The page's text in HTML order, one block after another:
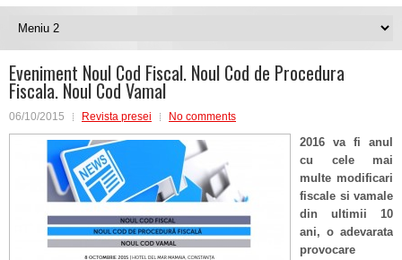
Eveniment Noul Cod Fiscal. Noul Cod de Procedura
Fiscala. Noul Cod Vamal
06/10/2015 Revista presei No comments
2016 va fi anul
cu cele mai
multe modificari
fiscale si vamale
din ultimii 10
ani, o adevarata
provocare